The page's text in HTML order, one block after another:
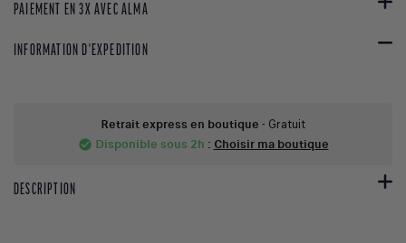
PAIEMENT EN 3X AVEC ALMA
INFORMATION D'EXPEDITION
Retrait express en boutique - Gratuit
check_circle Disponible sous 2h : Choisir ma boutique
DESCRIPTION